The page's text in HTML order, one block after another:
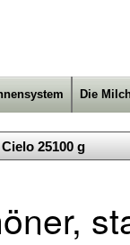
Die
25100 g